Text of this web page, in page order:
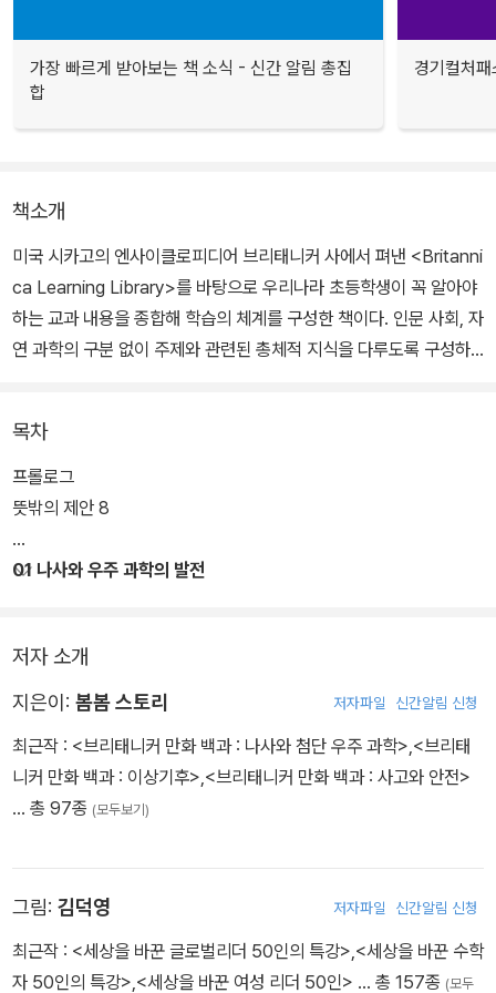
가장 빠르게 받아보는 책 소식 - 신간 알림 총집
합
경기컬처
책소개
미국 시카고의 엔사이클로피디어 브리태니커 사에서 펴낸 <Britanni
ca Learning Library>를 바탕으로 우리나라 초등학생이 꼭 알아야
하는 교과 내용을 종합해 학습의 체계를 구성한 책이다. 인문 사회, 자
연 과학의 구분 없이 주제와 관련된 총체적 지식을 다루도록 구성하
많은 양의 정보를 지루한 글이나 설명보다는 시각적인 이미지로 정리
했다. 책의 첫머리에 제공하는 인포그래픽은 한 권의 핵심 내용을 다
다. 학습 내용을 재미있게 풀이한 본문 만화와 다채로운 사진 이미지
식과 경험을 토대로 긍정적인 가치를 추구하는 모습을 그렸다.
과학의 역사와 현재를 하나씩 짚어본다. 처음으로 우주로 나간 개인
라이카, 처음 달에 발을 내딛은 사람인 닐 암스트롱과 같은 흥미진진
한 우주 개발의 역사 이야기를 들려준다. 특히 첨단 우주 과학의 역사
며 생생히 알아볼 수 있다.
앞으로 첨단 우주 과학은 어떤 방향으로 나아갈지, 그 과정에서 우리
목차
프롤로그
뜻밖의 제안 8
01 나사와 우주 과학의 발전
저자 소개
지은이: 봄봄 스토리 저자파일 신간알림 신청
최근작 : <브리태니커 만화 백과 : 나사와 첨단 우주 과학>,<브리태
니커 만화 백과 : 이상기후>,<브리태니커 만화 백과 : 사고와 안전>
… 총 97종 (모두보기)
그림: 김덕영 저자파일 신간알림 신청
최근작 : <세상을 바꾼 글로벌리더 50인의 특강>,<세상을 바꾼 수학
자 50인의 특강>,<세상을 바꾼 여성 리더 50인> … 총 157종 (모두